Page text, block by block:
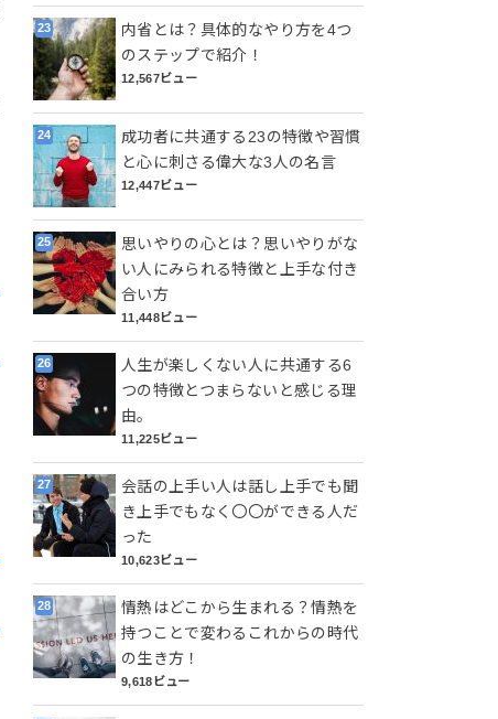
内省とは？具体的なやり方を4つ
のステップで紹介！
12,567ビュー
成功者に共通する23の特徴や習慣
と心に刺さる偉大な3人の名言
12,447ビュー
思いやりの心とは？思いやりがな
い人にみられる特徴と上手な付き
合い方
11,448ビュー
人生が楽しくない人に共通する6
つの特徴とつまらないと感じる理
由。
11,225ビュー
会話の上手い人は話し上手でも聞
き上手でもなく〇〇ができる人だ
った
10,623ビュー
情熱はどこから生まれる？情熱を
持つことで変わるこれからの時代
の生き方！
9,618ビュー